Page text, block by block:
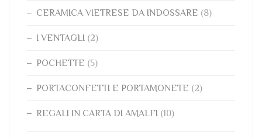
CERAMICA VIETRESE DA INDOSSARE (8)
I VENTAGLI (2)
POCHETTE (5)
PORTACONFETTI E PORTAMONETE (2)
REGALI IN CARTA DI AMALFI (10)